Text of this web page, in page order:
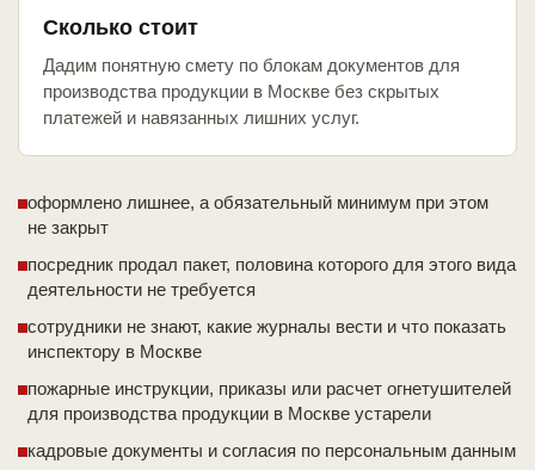
Сколько стоит
Дадим понятную смету по блокам документов для
производства продукции в Москве без скрытых
платежей и навязанных лишних услуг.
оформлено лишнее, а обязательный минимум при этом
не закрыт
посредник продал пакет, половина которого для этого вида
деятельности не требуется
сотрудники не знают, какие журналы вести и что показать
инспектору в Москве
пожарные инструкции, приказы или расчет огнетушителей
для производства продукции в Москве устарели
кадровые документы и согласия по персональным данным